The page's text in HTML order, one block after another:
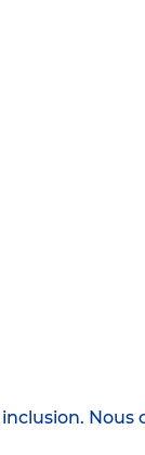
Nous